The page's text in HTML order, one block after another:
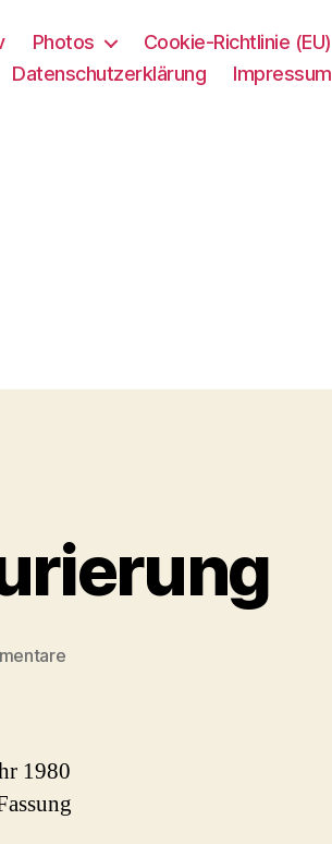
Photos
Cookie-Richtlinie (EU)
Datenschutzerklärung
Impressum
zu
–
4K
Restaurierung
1980